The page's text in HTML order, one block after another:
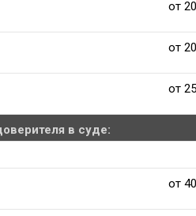
от
от
от
в суде:
от